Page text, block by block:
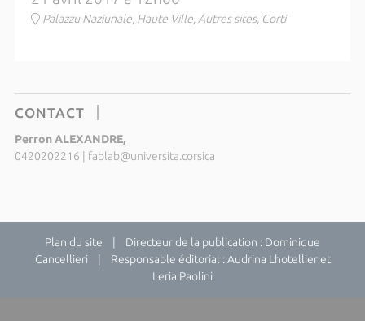
Palazzu Naziunale, Haute Ville, Autres sites, Corti
CONTACT
Perron ALEXANDRE,
0420202216
fablab@universita.corsica
Plan du site | Directeur de la publication : Dominique
Cancellieri | Responsable éditorial : Audrina Lhotellier et
Leria Paolini